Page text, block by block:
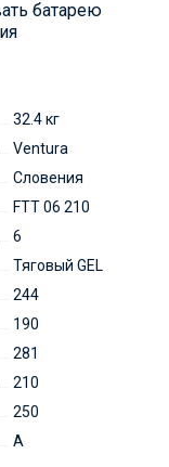
батарею
32.4 кг
Ventura
Словения
FTT 06 210
6
Тяговый GEL
244
190
281
210
250
A